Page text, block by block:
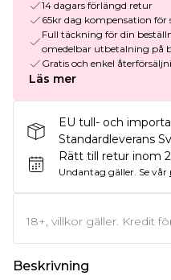
14 dagars förlängd retur
65kr dag kompensation för
Full täckning för din
omedelbar utbetalning på
Gratis och enkel
Läs mer
EU tull- och
Standardleverans
Rätt till retur inom
Undantag gäller. Se vår
18+, villkor gäller. Kredit
Beskrivning